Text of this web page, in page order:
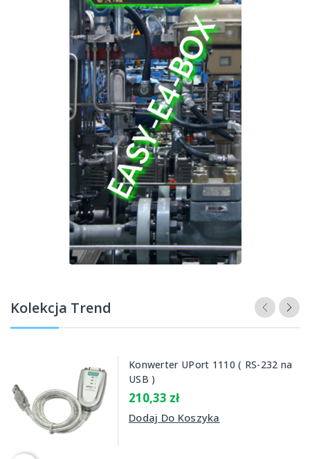
Kolekcja Trend
Konwerter UPort 1110 ( RS-232 na
USB )
210,33 zł
Dodaj Do Koszyka